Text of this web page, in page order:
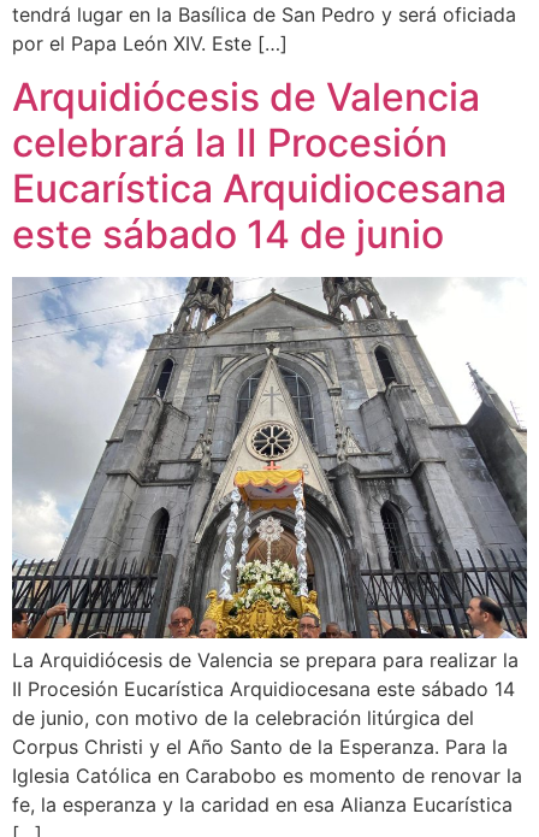
tendrá lugar en la Basílica de San Pedro y será oficiada
por el Papa León XIV. Este […]
Arquidiócesis de Valencia
celebrará la II Procesión
Eucarística Arquidiocesana
este sábado 14 de junio
La Arquidiócesis de Valencia se prepara para realizar la
II Procesión Eucarística Arquidiocesana este sábado 14
de junio, con motivo de la celebración litúrgica del
Corpus Christi y el Año Santo de la Esperanza. Para la
Iglesia Católica en Carabobo es momento de renovar la
fe, la esperanza y la caridad en esa Alianza Eucarística